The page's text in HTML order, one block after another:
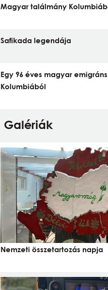
Magyar találmány
Safikada legendája
Egy 96 éves magyar
Kolumbiából
Galériák
Nemzeti összetartozás napja